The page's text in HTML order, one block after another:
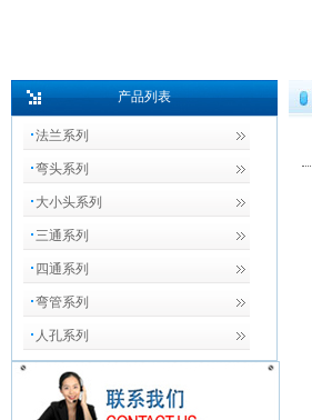
产品列表
法兰系列
弯头系列
大小头系列
三通系列
四通系列
弯管系列
人孔系列